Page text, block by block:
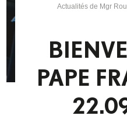
Actualités de Mgr
PAPE